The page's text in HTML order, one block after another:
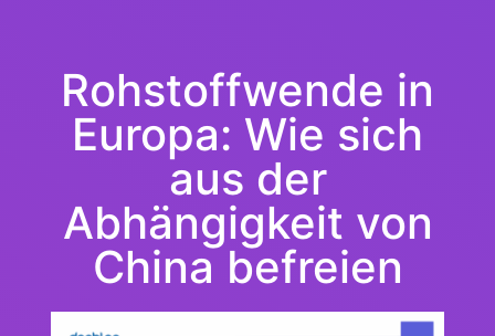
Rohstoffwende in
Europa: Wie sich
aus der
Abhängigkeit von
China befreien